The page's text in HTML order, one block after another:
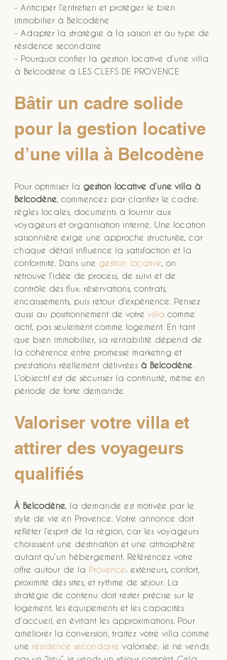
- Anticiper l’entretien et protéger le bien
immobilier à Belcodène
- Adapter la stratégie à la saison et au type de
résidence secondaire
- Pourquoi confier la gestion locative d’une villa
à Belcodène à LES CLEFS DE PROVENCE
Bâtir un cadre solide
pour la gestion locative
d’une villa à Belcodène
Pour optimiser la gestion locative d’une villa à
Belcodène , commencez par clarifier le cadre:
règles locales, documents à fournir aux
voyageurs et organisation interne. Une location
saisonnière exige une approche structurée, car
chaque détail influence la satisfaction et la
conformité. Dans une gestion locative , on
retrouve l’idée de process, de suivi et de
contrôle des flux: réservations, contrats,
encaissements, puis retour d’expérience. Pensez
aussi au positionnement de votre villa comme
actif, pas seulement comme logement. En tant
que bien immobilier, sa rentabilité dépend de
la cohérence entre promesse marketing et
prestations réellement délivrées à Belcodène
L’objectif est de sécuriser la continuité, même en
période de forte demande.
Valoriser votre villa et
attirer des voyageurs
qualifiés
À Belcodène , la demande est motivée par le
style de vie en Provence. Votre annonce doit
refléter l’esprit de la région, car les voyageurs
choisissent une destination et une atmosphère
autant qu’un hébergement. Référencez votre
offre autour de la Provence: extérieurs, confort,
proximité des sites, et rythme de séjour. La
stratégie de contenu doit rester précise sur le
logement, les équipements et les capacités
d’accueil, en évitant les approximations. Pour
améliorer la conversion, traitez votre villa comme
une résidence secondaire valorisée: je ne vends